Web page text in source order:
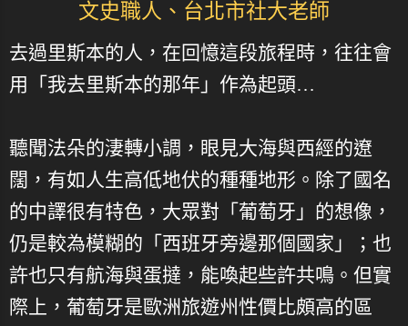
文史職人、台北市社大老師
去過里斯本的人，在回憶這段旅程時，往往會
用「我去里斯本的那年」作為起頭…
聽聞法朵的淒轉小調，眼見大海與西經的遼
闊，有如人生高低地伏的種種地形。除了國名
的中譯很有特色，大眾對「葡萄牙」的想像，
仍是較為模糊的「西班牙旁邊那個國家」；也
許也只有航海與蛋撻，能喚起些許共鳴。但實
際上，葡萄牙是歐洲旅遊州性價比頗高的區